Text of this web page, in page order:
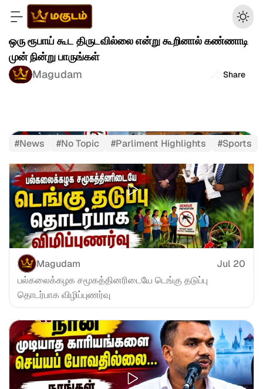
ஒரு ரூபாய் கூட திருடவில்லை என்று கூறினால் கண்ணாடி
முன் நின்று பாருங்கள்
Magudam
Share
#News #No Topic #Parliment Highlights #Sports
Magudam
Jul 20
பல்கலைக்கழக சமூகத்தினரிடையே டெங்கு தடுப்பு
தொடர்பாக விழிப்புணர்வு